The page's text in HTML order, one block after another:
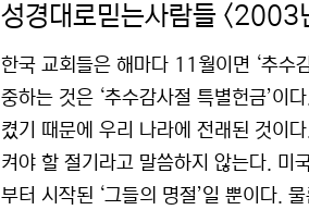
성경대로믿는사람들 <2003
한국 교회들은 해마다 11월이면 ‘추수
중하는 것은 ‘추수감사절 특별헌금’이
켰기 때문에 우리 나라에 전래된 것이
켜야 할 절기라고 말씀하지 않는다. 미
부터 시작된 ‘그들의 명절’일 뿐이다.